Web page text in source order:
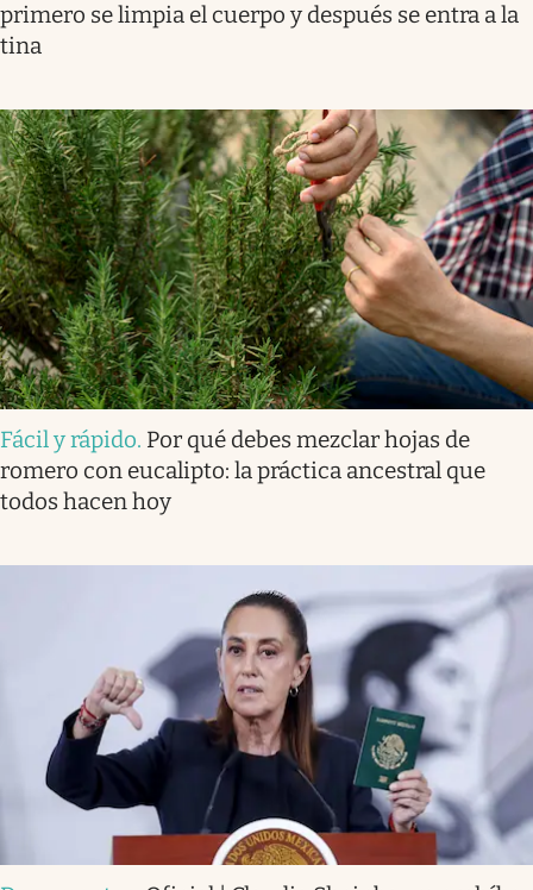
primero se limpia el cuerpo y después se entra a la
tina
Fácil y rápido. Por qué debes mezclar hojas de
romero con eucalipto: la práctica ancestral que
todos hacen hoy